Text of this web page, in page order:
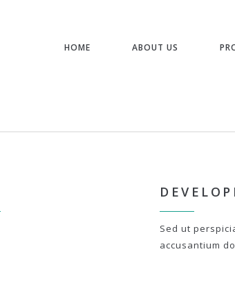
HOME ABOUT US
Sed ut
accusantium